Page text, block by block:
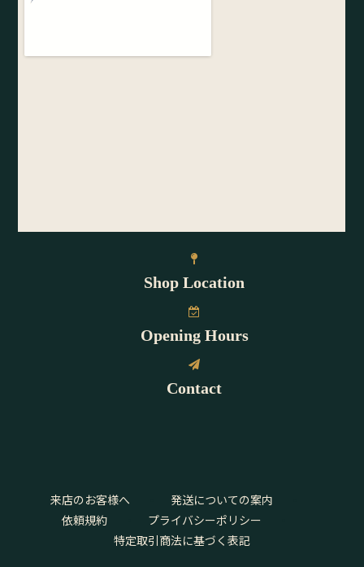
Shop Location
Opening Hours
Contact
来店のお客様へ
発送についての案内
依頼規約
プライバシーポリシー
特定取引商法に基づく表記